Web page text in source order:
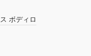
ボディロ